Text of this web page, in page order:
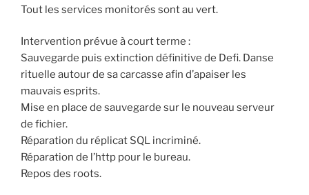
Tout les services monitorés sont au vert.
Intervention prévue à court terme :
Sauvegarde puis extinction définitive de Defi. Danse
rituelle autour de sa carcasse afin d’apaiser les
mauvais esprits.
Mise en place de sauvegarde sur le nouveau serveur
de fichier.
Réparation du réplicat SQL incriminé.
Réparation de l’http pour le bureau.
Repos des roots.